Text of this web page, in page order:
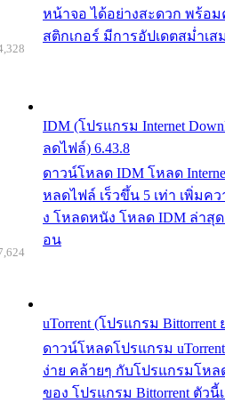
หน้าจอ ได้อย่างสะดวก พร้อม
สติกเกอร์ มีการอัปเดตสม่ำเส
IDM (โปรแกรม Internet
ลดไฟล์) 6.43.8
ดาวน์โหลด IDM โหลด
หลดไฟล์ เร็วขึ้น 5 เท่า เพิ่มค
ง โหลดหนัง โหลด IDM ล่าสุด
อน
uTorrent (โปรแกรม
ดาวน์โหลดโปรแกรม
ง่าย คล้ายๆ กับโปรแกรมโห
ของ โปรแกรม Bittorrent ตัว